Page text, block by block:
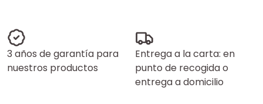
3 años de garantía para
nuestros productos
Entrega a la carta: en
punto de recogida o
entrega a domicilio